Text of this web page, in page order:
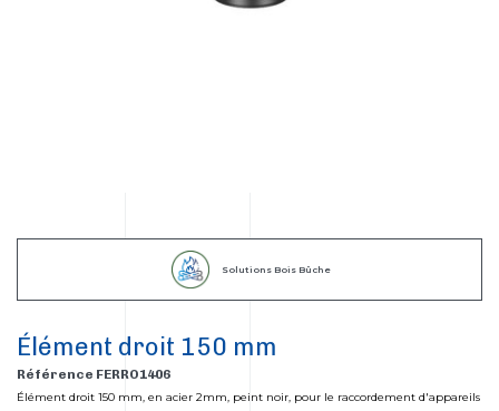
Solutions Bois Bûche
Élément droit 150 mm
Référence FERRO1406
Élément droit 150 mm, en acier 2mm, peint noir, pour le raccordement d'appareils